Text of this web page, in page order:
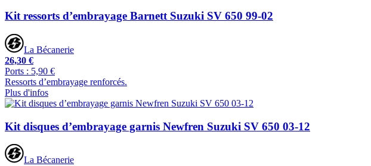
Kit ressorts d’embrayage Barnett Suzuki SV 650 99-02
La Bécanerie
26,30 €
Ports : 5,90 €
Ressorts d’embrayage renforcés.
Plus d'infos
Kit disques d’embrayage garnis Newfren Suzuki SV 650 03-12
La Bécanerie